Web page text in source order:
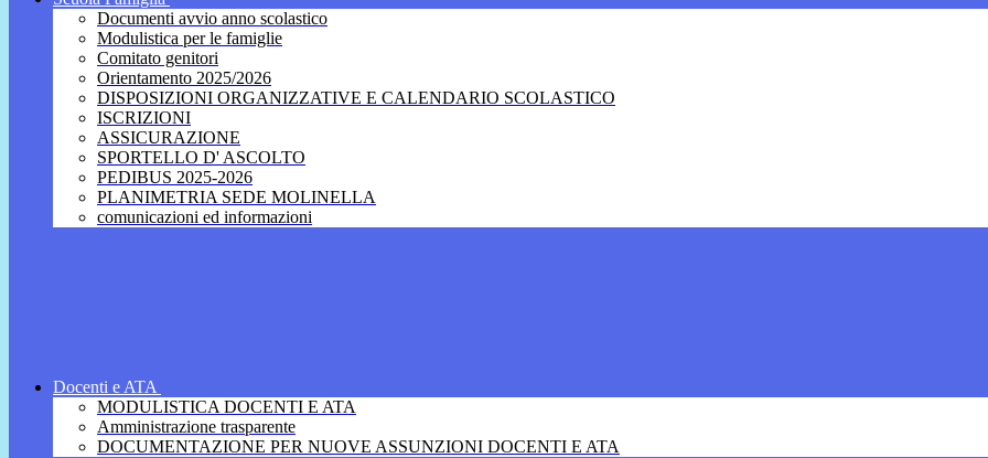
Documenti avvio anno scolastico
Modulistica per le famiglie
Comitato genitori
Orientamento 2025/2026
DISPOSIZIONI ORGANIZZATIVE E CALENDARIO SCOLASTICO
ISCRIZIONI
ASSICURAZIONE
SPORTELLO D' ASCOLTO
PEDIBUS 2025-2026
PLANIMETRIA SEDE MOLINELLA
comunicazioni ed informazioni
Docenti e ATA
MODULISTICA DOCENTI E ATA
Amministrazione trasparente
DOCUMENTAZIONE PER NUOVE ASSUNZIONI DOCENTI E ATA